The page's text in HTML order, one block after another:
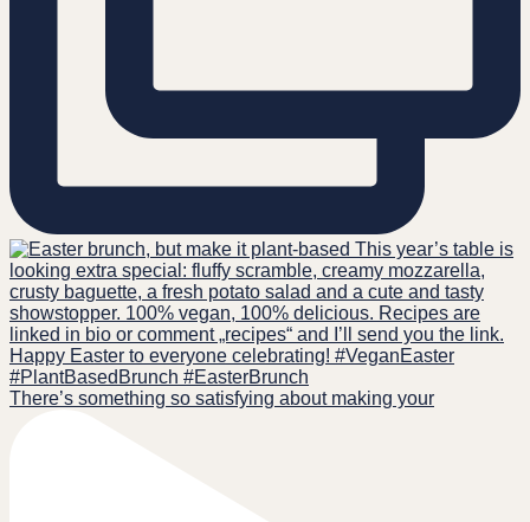
There’s something so satisfying about making your